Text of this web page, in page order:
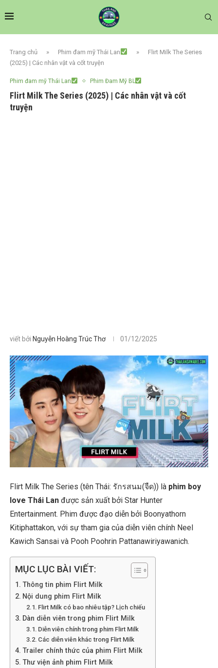
Trang chủ » Phim đam mỹ Thái Lan »
Flirt Milk The Series
(2025) | Các nhân vật và cốt truyện
Phim đam mỹ Thái Lan Phim Đam Mỹ BL
Flirt Milk The Series (2025) | Các nhân vật và cốt
truyện
viết bởi Nguyễn Hoàng Trúc Thơ 01/12/2025
Flirt Milk The Series (tên Thái: รักรสนม(จืด)) là phim boy
love Thái Lan được sản xuất bởi Star Hunter
Entertainment. Phim được đạo diễn bởi Boonyathorn
Kitiphattakon, với sự tham gia của diễn viên chính Neel
Kawich Sansai và Pooh Poohrin Pattanawiriyawanich.
MỤC LỤC BÀI VIẾT:
Thông tin phim Flirt Milk
Nội dung phim Flirt Milk
Flirt Milk có bao nhiêu tập? Lịch chiếu
Dàn diễn viên trong phim Flirt Milk
Diễn viên chính trong phim Flirt Milk
Các diễn viên khác trong Flirt Milk
Trailer chính thức của phim Flirt Milk
Thư viện ảnh phim Flirt Milk